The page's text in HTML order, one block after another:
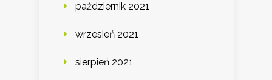
październik 2021
wrzesień 2021
sierpień 2021